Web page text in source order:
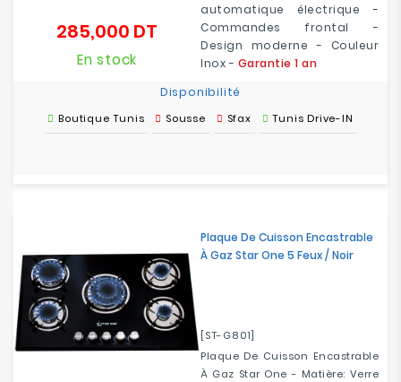
automatique électrique -
Commandes frontal -
Design moderne - Couleur
Inox - Garantie 1 an
285,000 DT
En stock
Disponibilité
Boutique Tunis Sousse Sfax Tunis Drive-IN
Plaque De Cuisson Encastrable
À Gaz Star One 5 Feux / Noir
[ST-G801]
Plaque De Cuisson Encastrable
À Gaz Star One - Matière: Verre